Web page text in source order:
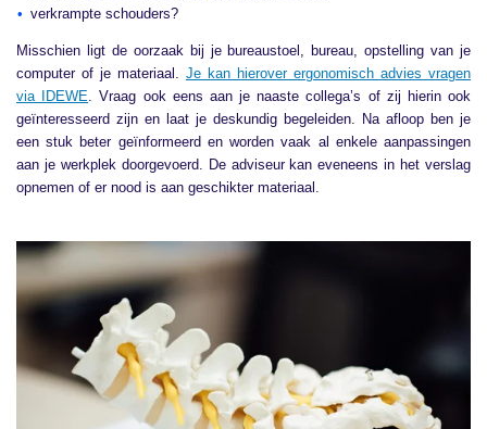
verkrampte schouders?
Misschien ligt de oorzaak bij je bureaustoel, bureau, opstelling van je
computer of je materiaal.
Je kan hierover ergonomisch advies vragen
via IDEWE . Vraag ook eens aan je naaste collega’s of zij hierin ook
geïnteresseerd zijn en laat je deskundig begeleiden. Na afloop ben je
een stuk beter geïnformeerd en worden vaak al enkele aanpassingen
aan je werkplek doorgevoerd. De adviseur kan eveneens in het verslag
opnemen of er nood is aan geschikter materiaal.